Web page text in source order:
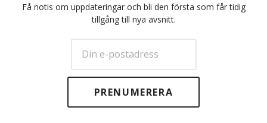
Få notis om uppdateringar och bli den första som får tidig
tillgång till nya avsnitt.